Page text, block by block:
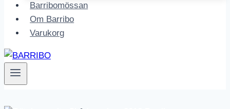
Barribomössan
Om Barribo
Varukorg